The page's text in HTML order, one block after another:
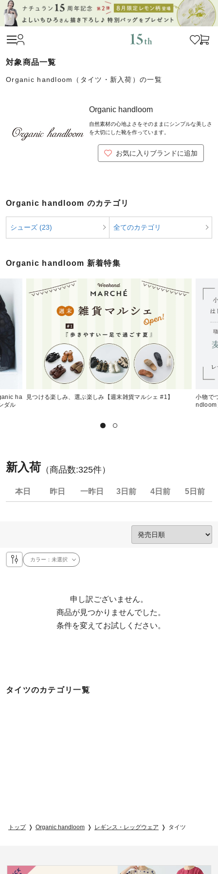
Organic handloom（タイツ・新入荷）の一覧
Organic handloom
自然素材の心地よさをそのままにシンプルな美しさ
を大切にした靴を作っています。
お気に入りブランドに追加
Organic handloom のカテゴリ
シューズ (23) 全てのカテゴリ
Organic handloom 新着特集
ha
ダル
見つける楽しみ、選ぶ楽しみ【週末雑貨マルシェ #1】
小物で
ndloom
新入荷 （商品数:325件）
本日 昨日 一昨日 3日前 4日前 5日前
カラー：未選択
申し訳ございません。
  条件を変えてお試しください。
タイツのカテゴリ一覧
トップ Organic handloom レギンス・レッグウェア タイツ